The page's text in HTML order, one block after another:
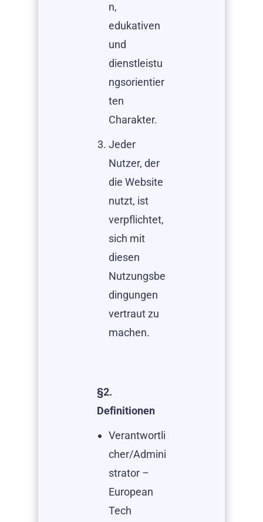
n,
edukativen
und
dienstleistu
ngsorientier
ten
Charakter.
Jeder
Nutzer, der
die Website
nutzt, ist
verpflichtet,
sich mit
diesen
Nutzungsbe
dingungen
vertraut zu
machen.
§2.
Definitionen
Verantwortli
cher/Admini
strator –
European
Tech